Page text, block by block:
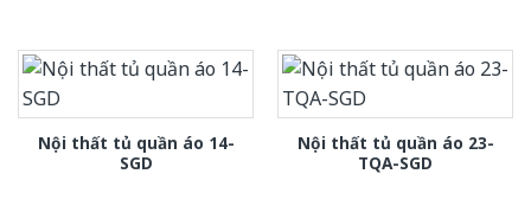
Nội thất tủ quần áo 14-
SGD
Nội thất tủ quần áo 23-
TQA-SGD